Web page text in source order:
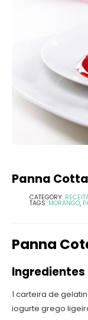
Panna Cotta
CATEGORY:
TAGS: MORANGO,
Panna
1 carteira de
iogurte grego